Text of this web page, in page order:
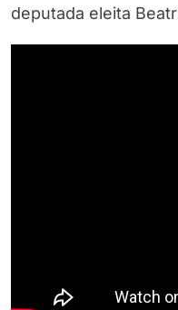
deputada eleita